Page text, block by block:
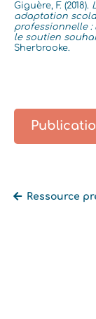
Giguère, F. (2018).
adaptation
professionnelle
le soutien
Sherbrooke.
Ressource